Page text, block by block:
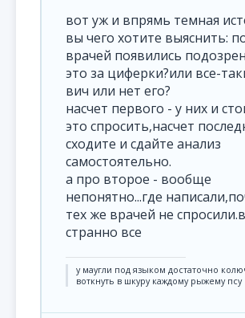
вот уж и впрямь темная
вы чего хотите выяснить:
врачей появились
это за циферки?или все-
вич или нет его?
насчет первого - у них и
это спросить,насчет
сходите и сдайте анализ
самостоятельно.
а про второе - вообще
непонятно...где
тех же врачей не
странно все
у маугли под языком достаточно
воткнуть в шкуру каждому рыжему псу